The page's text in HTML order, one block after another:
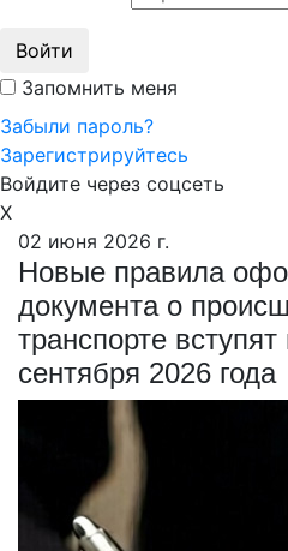
Войти
Запомнить меня
Забыли пароль?
Зарегистрируйтесь
Войдите через соцсеть
X
02 июня 2026 г.
Новые правила
документа о
транспорте
сентября 2026 года